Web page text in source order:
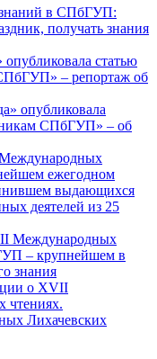
знаний в СПбГУП:
получать знания
опубликовала
СПбГУП» – об
Международных
– крупнейшем в
знания
Лихачевских